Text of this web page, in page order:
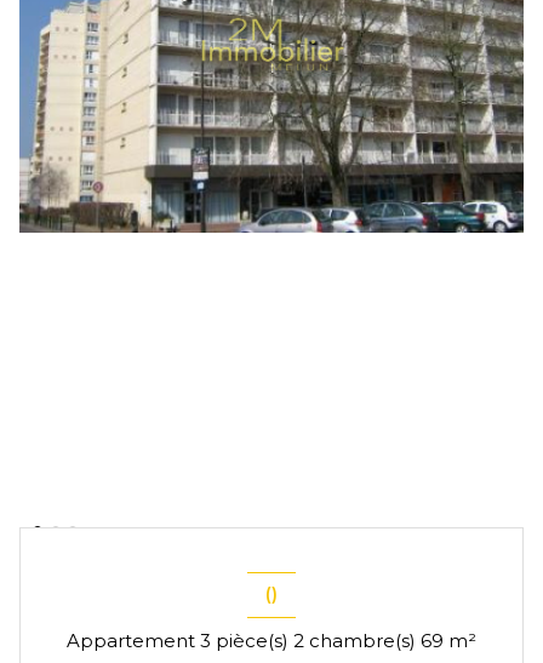
()
Appartement 3 pièce(s) 2 chambre(s) 69 m²